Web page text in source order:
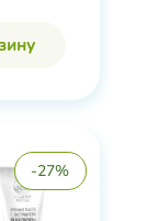
-27%